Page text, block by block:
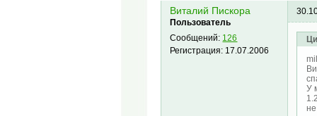
Виталий Пискора
Пользователь
Сообщений: 126
Регистрация: 17.07.2006
У